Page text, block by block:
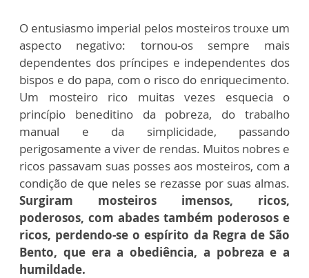
O entusiasmo imperial pelos mosteiros trouxe um
aspecto negativo: tornou-os sempre mais
dependentes dos príncipes e independentes dos
bispos e do papa, com o risco do enriquecimento.
Um mosteiro rico muitas vezes esquecia o
princípio beneditino da pobreza, do trabalho
manual e da simplicidade, passando
perigosamente a viver de rendas. Muitos nobres e
ricos passavam suas posses aos mosteiros, com a
condição de que neles se rezasse por suas almas.
Surgiram mosteiros imensos, ricos,
poderosos, com abades também poderosos e
ricos, perdendo-se o espírito da Regra de São
Bento, que era a obediência, a pobreza e a
humildade.